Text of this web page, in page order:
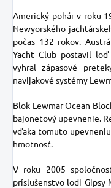
Americký pohár v roku
Newyorského
počas 132 rokov.
Yacht Club postavil
vyhral zápasové
navijakové systémy
Blok Lewmar Ocean
bajonetový upevnenie.
vďaka tomuto
hmotnosť.
V roku 2005
príslušenstvo lodi